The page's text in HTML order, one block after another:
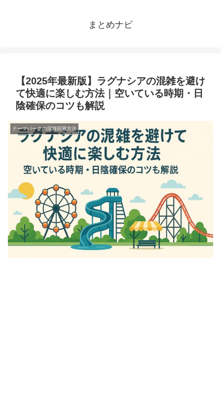
まとめナビ
【2025年最新版】ラグナシアの混雑を避け
て快適に楽しむ方法｜空いている時期・日
陰確保のコツも解説
テーマパークの混雑回避方法